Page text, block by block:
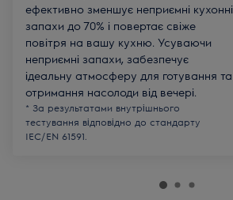
ефективно зменшує неприємні кухонні
запахи до 70% і повертає свіже
повітря на вашу кухню. Усуваючи
неприємні запахи, забезпечує
ідеальну атмосферу для готування та
отримання насолоди від вечері.
* За результатами внутрішнього
тестування відповідно до стандарту
IEC/EN 61591.